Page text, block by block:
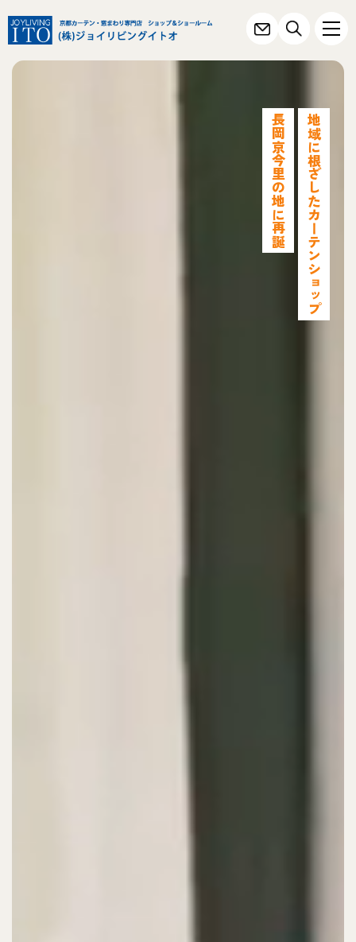
地域に根ざしたカーテンショップ
長岡京今里の地に再誕